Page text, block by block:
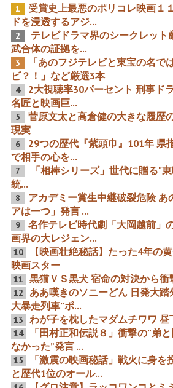
地獄 そして出会った「えく
らん社」の男
量黒人たちとマハー
ラ・アリ 抱き合うワ
「回想・田村正和伝説３」
意外な趣味に焚火がある。
自宅の庭で枯葉を燃やして
一人静かに過ごすのが好き
という僕は泣いちっち 萩バ
ァ「過去の話をしちゃいけ
ない」
【映画残念物語】テ
無視する松竹時代劇映
け
実は真っ赤なブルーアーカ
イブ「写真17枚のスタッフ
表記に中国人が合計100名
越えの歴代最大の衝撃 日本
ズラ中国アニメ」 アニメ業
界やゲーム業界や声優業界
へ中国の浸透工作が着実に
進んでいる危険な現実③
460作の原健策と7大
千恵蔵御大VS天皇20年ぶり
再会 歴代名場面「遠山桜」
初形成VS幻の吉川文学珍映
画
【テレビドラマ貢献】
常保と映画の通産42
レビドラマ22作の謎
50作近く膨大な代表作を残
した映画大音楽家の行く末
『国士無双』
なななんとっ！町山
カデミー賞受賞式」
1
受賞史上最悪のポリコレ映画１
ドを浸透するアジ...
2
テレビドラマ界のシークレット
武合体の証拠を...
3
「あのフジテレビと東宝の名で
ビ？！」など厳選3本
4
2大視聴率30パーセント 刑事ド
名匠と映画巨...
5
菅原文太と高倉健の大きな履歴
現実
6
29つの歴代『紫頭巾』101年 県
で相手の心を...
7
「相棒シリーズ」世代に贈る"
統...
8
アカデミー賞生中継破裂危険 あ
アは一つ」発言 ...
9
名作テレビ時代劇「大岡越前」
画界の大レジェン...
10
【映画壮絶秘話】たった4年の
映画スター
11 黒猫ＶＳ黒犬 宿命の対決から
12
ああ嘆きのソニーどん 日発大
大暴走列車”ポ...
13 わが子を枕したマダムチワワ 昼
14
「田村正和伝説８」衝撃の”弟
なかった”発言 ...
15
「激震の映画秘話」戦火に身を
と歴代1位のオール...